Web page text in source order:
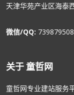
天津华苑产业区海泰
微信/QQ: 739879508
关于 童哲网
童哲网专业建站服务